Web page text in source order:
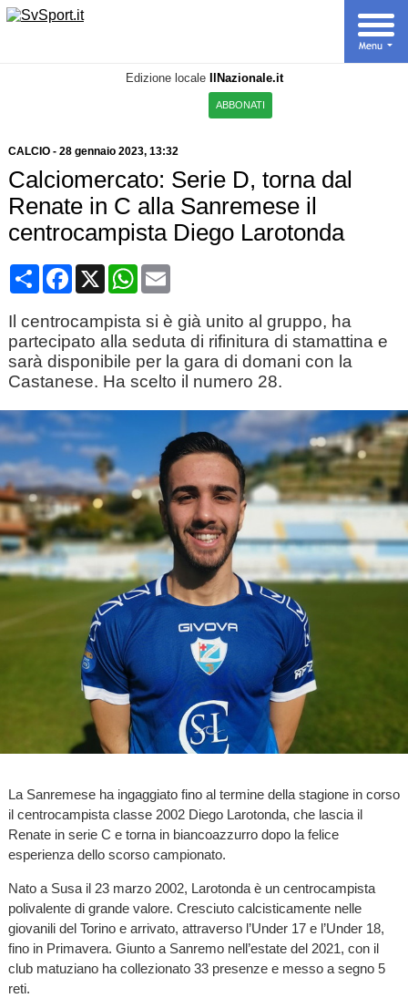
Edizione locale IlNazionale.it
ABBONATI
CALCIO- 28 gennaio 2023, 13:32
Calciomercato: Serie D, torna dal
Renate in C alla Sanremese il
centrocampista Diego Larotonda
CondividiFacebook
X WhatsApp
Email
Il centrocampista si è già unito al gruppo, ha
partecipato alla seduta di rifinitura di stamattina e
sarà disponibile per la gara di domani con la
Castanese. Ha scelto il numero 28.
La Sanremese ha ingaggiato fino al termine della stagione in corso
il centrocampista classe 2002 Diego Larotonda, che lascia il
Renate in serie C e torna in biancoazzurro dopo la felice
esperienza dello scorso campionato.
Nato a Susa il 23 marzo 2002, Larotonda è un centrocampista
polivalente di grande valore. Cresciuto calcisticamente nelle
giovanili del Torino e arrivato, attraverso l’Under 17 e l’Under 18,
fino in Primavera. Giunto a Sanremo nell’estate del 2021, con il
club matuziano ha collezionato 33 presenze e messo a segno 5
reti.